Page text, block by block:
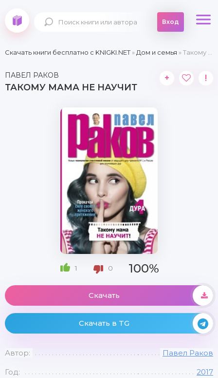
Вход
Скачать книги бесплатно c KNIGKI.NET» Дом и семья » Такому мама не научит
ПАВЕЛ РАКОВ
ТАКОМУ МАМА НЕ НАУЧИТ
+ !
1 0 100%
Скачать
Скачать в TG
Автор: Павел Раков
Год: 2017